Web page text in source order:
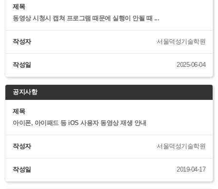
제목
동영상 시청시 캡쳐 프로그램 때문에 실행이 안될 때 ...
작성자 서울덕성기술학원
작성일 2025-06-04
제목
아이폰, 아이패드 등 iOS 사용자 동영상 재생 안내
작성자 서울덕성기술학원
작성일 2019-04-17